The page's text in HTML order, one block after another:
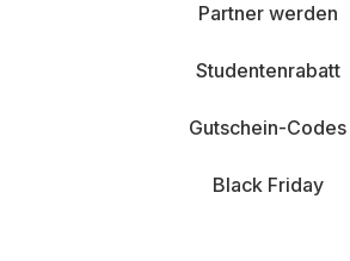
Partner werden
Studentenrabatt
Gutschein-Codes
Black Friday